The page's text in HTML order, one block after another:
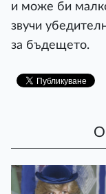
и може би
звучи
за бъдещето.